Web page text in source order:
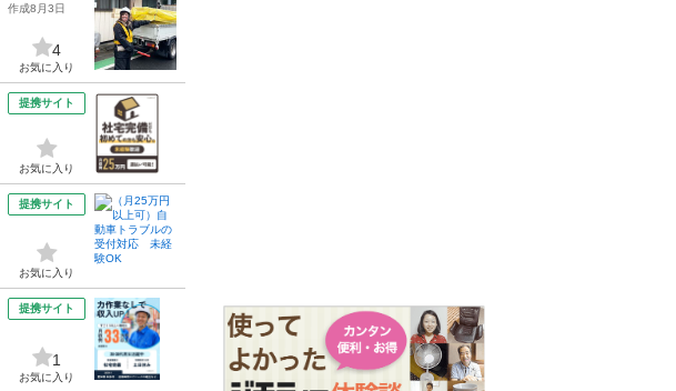
作成8月3日
4
お気に入り
提携サイト
お気に入り
提携サイト
お気に入り
提携サイト
1
お気に入り